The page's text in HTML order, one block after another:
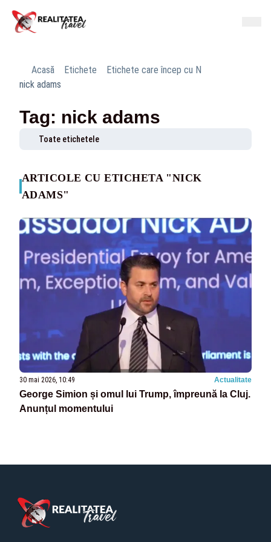
Acasă Etichete
Etichete care încep cu N
nick adams
Tag: nick adams
Toate etichetele
ARTICOLE CU ETICHETA "NICK
ADAMS"
30 mai 2026, 10:49 Actualitate
George Simion și omul lui Trump, împreună la Cluj.
Anunțul momentului